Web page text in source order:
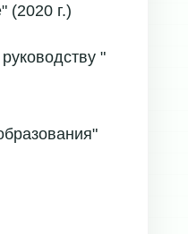
(2020 г.)
"